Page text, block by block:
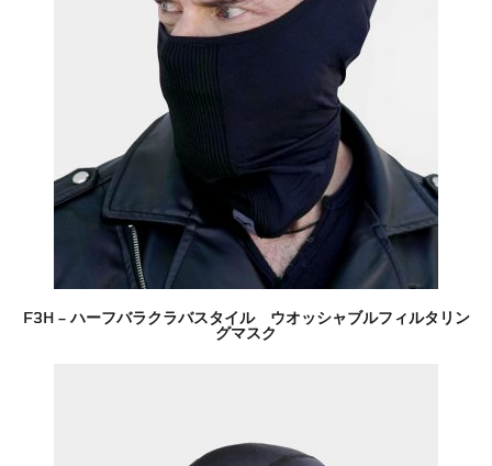
F3H – ハーフバラクラバスタイル ウオッシャブルフィルタリン
グマスク